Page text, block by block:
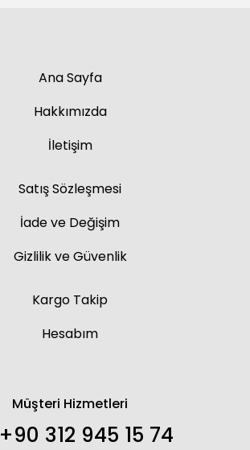
Ana Sayfa
Hakkımızda
İletişim
Satış Sözleşmesi
İade ve Değişim
Gizlilik ve Güvenlik
Kargo Takip
Hesabım
Müşteri Hizmetleri
+90 312 945 15 74